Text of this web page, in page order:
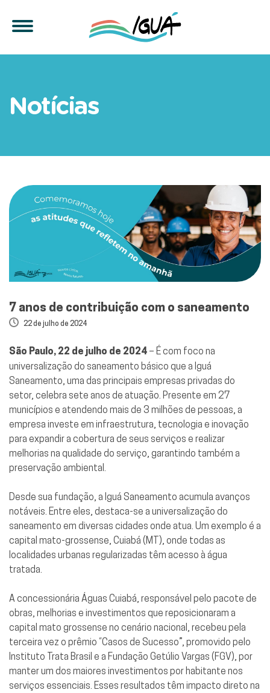
Notícias
7 anos de contribuição com o saneamento
22 de julho de 2024
São Paulo, 22 de julho de 2024 – É com foco na
universalização do saneamento básico que a Iguá
Saneamento, uma das principais empresas privadas do
setor, celebra sete anos de atuação. Presente em 27
municípios e atendendo mais de 3 milhões de pessoas, a
empresa investe em infraestrutura, tecnologia e inovação
para expandir a cobertura de seus serviços e realizar
melhorias na qualidade do serviço, garantindo também a
preservação ambiental.
Desde sua fundação, a Iguá Saneamento acumula avanços
notáveis. Entre eles, destaca-se a universalização do
saneamento em diversas cidades onde atua. Um exemplo é a
capital mato-grossense, Cuiabá (MT), onde todas as
localidades urbanas regularizadas têm acesso à água
tratada.
A concessionária Águas Cuiabá, responsável pelo pacote de
obras, melhorias e investimentos que reposicionaram a
capital mato grossense no cenário nacional, recebeu pela
terceira vez o prêmio “Casos de Sucesso”, promovido pelo
Instituto Trata Brasil e a Fundação Getúlio Vargas (FGV), por
manter um dos maiores investimentos por habitante nos
serviços essenciais. Esses resultados têm impacto direto na